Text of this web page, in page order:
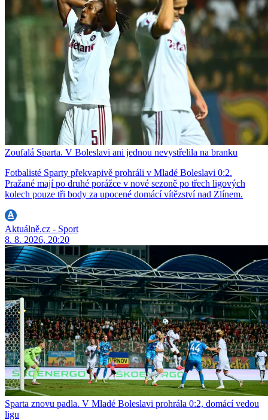
Zoufalá Sparta. V Boleslavi ani jednou nevystřelila na branku
Fotbalisté Sparty překvapivě prohráli v Mladé Boleslavi 0:2.
Pražané mají po druhé porážce v nové sezoně po třech ligových
kolech pouze tři body za upocené domácí vítězství nad Zlínem.
Aktuálně.cz - Sport
8. 8. 2026, 20:20
Sparta znovu padla. V Mladé Boleslavi prohrála 0:2, domácí vedou
ligu